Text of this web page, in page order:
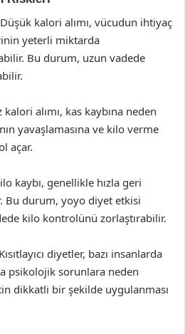
kalori alımı, vücudun ihtiyaç
yeterli miktarda
Bu durum, uzun vadede
alımı, kas kaybına neden
yavaşlamasına ve kilo verme
açar.
kaybı, genellikle hızla geri
Bu durum, yoyo diyet etkisi
kilo kontrolünü zorlaştırabilir.
diyetler, bazı insanlarda
psikolojik sorunlara neden
dikkatli bir şekilde uygulanması